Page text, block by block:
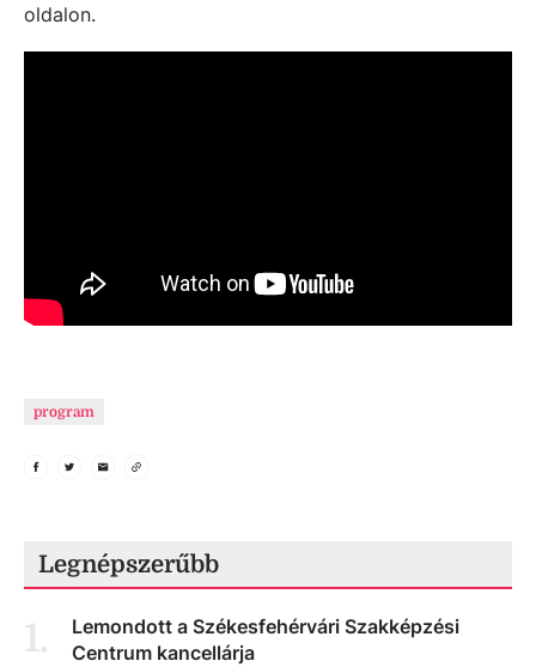
oldalon.
program
Legnépszerűbb
1.
Lemondott a Székesfehérvári Szakképzési
Centrum kancellárja